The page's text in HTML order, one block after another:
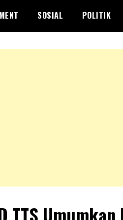
SOSIAL POLITIK
TTS